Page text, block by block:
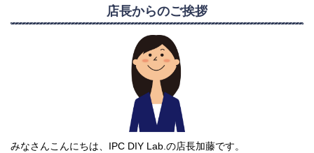
店長からのご挨拶
みなさんこんにちは、IPC DIY Lab.の店長加藤です。